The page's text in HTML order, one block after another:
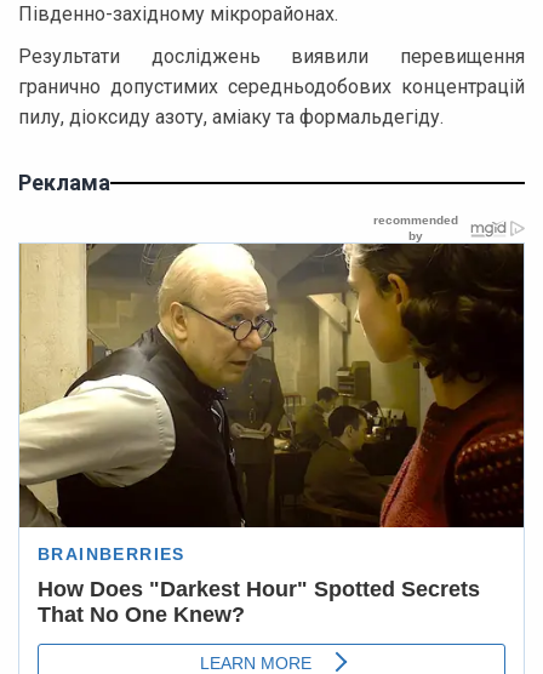
Південно-західному мікрорайонах.
Результати досліджень виявили перевищення
гранично допустимих середньодобових концентрацій
пилу, діоксиду азоту, аміаку та формальдегіду.
Реклама